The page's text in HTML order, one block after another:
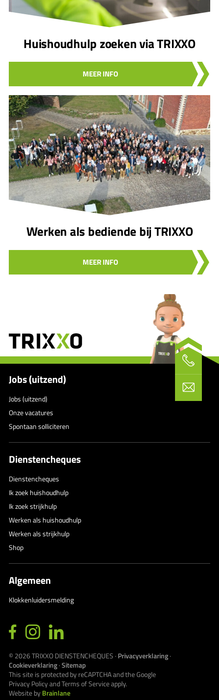
Huishoudhulp zoeken via TRIXXO
MEER INFO
Werken als bediende bij TRIXXO
MEER INFO
Jobs (uitzend)
Jobs (uitzend)
Onze vacatures
Spontaan solliciteren
Dienstencheques
Dienstencheques
Ik zoek huishoudhulp
Ik zoek strijkhulp
Werken als huishoudhulp
Werken als strijkhulp
Shop
Algemeen
Klokkenluidersmelding
© 2026TRIXXO DIENSTENCHEQUES · Privacyverklaring·
Cookieverklaring·Sitemap
This site is protected by reCAPTCHA and the Google
Privacy PolicyandTerms of Serviceapply.
Website byBrainlane